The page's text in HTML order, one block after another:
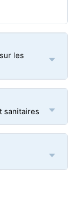
les
sanitaires